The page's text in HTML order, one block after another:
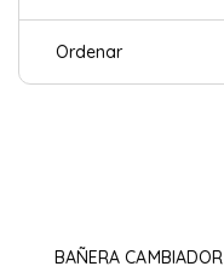
Ordenar
BAÑERA CAMBIADOR